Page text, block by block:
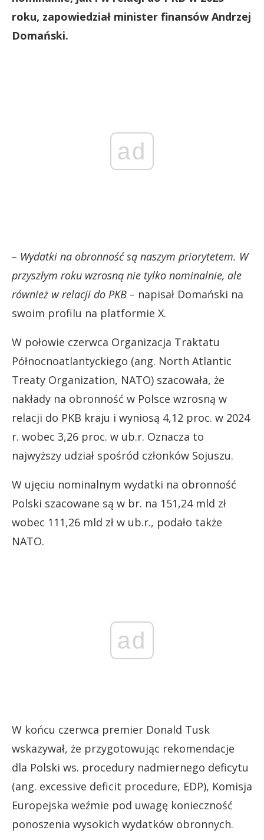
roku, zapowiedział minister finansów Andrzej
Domański.
ad
– Wydatki na obronność są naszym priorytetem. W
przyszłym roku wzrosną nie tylko nominalnie, ale
również w relacji do PKB – napisał Domański na
swoim profilu na platformie X.
W połowie czerwca Organizacja Traktatu
Północnoatlantyckiego (ang. North Atlantic
Treaty Organization, NATO) szacowała, że
nakłady na obronność w Polsce wzrosną w
relacji do PKB kraju i wyniosą 4,12 proc. w 2024
r. wobec 3,26 proc. w ub.r. Oznacza to
najwyższy udział spośród członków Sojuszu.
W ujęciu nominalnym wydatki na obronność
Polski szacowane są w br. na 151,24 mld zł
wobec 111,26 mld zł w ub.r., podało także
NATO.
ad
W końcu czerwca premier Donald Tusk
wskazywał, że przygotowując rekomendacje
dla Polski ws. procedury nadmiernego deficytu
(ang. excessive deficit procedure, EDP), Komisja
Europejska weźmie pod uwagę konieczność
ponoszenia wysokich wydatków obronnych.